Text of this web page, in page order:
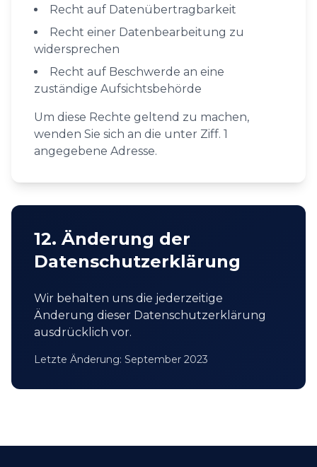
Recht auf Datenübertragbarkeit
Recht einer Datenbearbeitung zu
widersprechen
Recht auf Beschwerde an eine
zuständige Aufsichtsbehörde
Um diese Rechte geltend zu machen,
wenden Sie sich an die unter Ziff. 1
angegebene Adresse.
12. Änderung der
Datenschutzerklärung
Wir behalten uns die jederzeitige
Änderung dieser Datenschutzerklärung
ausdrücklich vor.
Letzte Änderung: September 2023